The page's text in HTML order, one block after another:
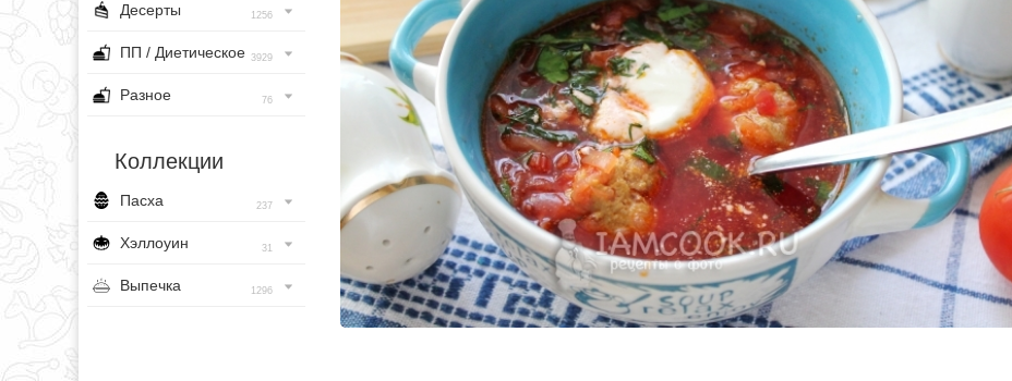
Десерты 1256
ПП / Диетическое 3929
Разное 76
Коллекции
Пасха 237
Хэллоуин 31
Выпечка 1296